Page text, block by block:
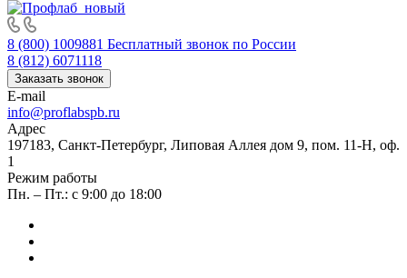
8 (800) 1009881 Бесплатный звонок по России
8 (812) 6071118
Заказать звонок
E-mail
info@proflabspb.ru
Адрес
197183, Санкт-Петербург, Липовая Аллея дом 9, пом. 11-Н, оф.
1
Режим работы
Пн. – Пт.: с 9:00 до 18:00